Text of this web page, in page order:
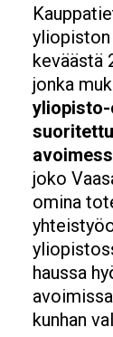
yliopiston
keväästä
jonka
yliopisto-
joko
omina
haussa
kunhan